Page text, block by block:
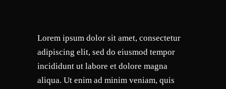
Lorem ipsum dolor sit amet, consectetur
adipiscing elit, sed do eiusmod tempor
incididunt ut labore et dolore magna
aliqua. Ut enim ad minim veniam, quis